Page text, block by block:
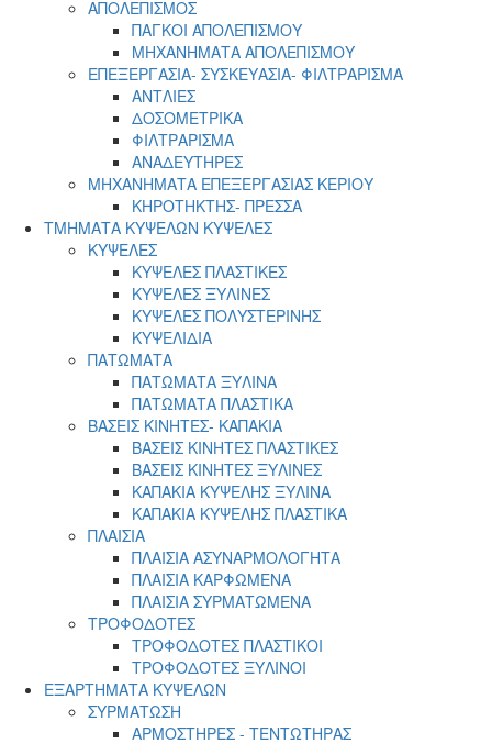
ΑΠΟΛΕΠΙΣΜΟΣ
ΠΑΓΚΟΙ ΑΠΟΛΕΠΙΣΜΟΥ
ΜΗΧΑΝΗΜΑΤΑ ΑΠΟΛΕΠΙΣΜΟΥ
ΕΠΕΞΕΡΓΑΣΙΑ- ΣΥΣΚΕΥΑΣΙΑ- ΦΙΛΤΡΑΡΙΣΜΑ
ΑΝΤΛΙΕΣ
ΔΟΣΟΜΕΤΡΙΚΑ
ΦΙΛΤΡΑΡΙΣΜΑ
ΑΝΑΔΕΥΤΗΡΕΣ
ΜΗΧΑΝΗΜΑΤΑ ΕΠΕΞΕΡΓΑΣΙΑΣ ΚΕΡΙΟΥ
ΚΗΡΟΤΗΚΤΗΣ- ΠΡΕΣΣΑ
ΤΜΗΜΑΤΑ ΚΥΨΕΛΩΝ ΚΥΨΕΛΕΣ
ΚΥΨΕΛΕΣ
ΚΥΨΕΛΕΣ ΠΛΑΣΤΙΚΕΣ
ΚΥΨΕΛΕΣ ΞΥΛΙΝΕΣ
ΚΥΨΕΛΕΣ ΠΟΛΥΣΤΕΡΙΝΗΣ
ΚΥΨΕΛΙΔΙΑ
ΠΑΤΩΜΑΤΑ
ΠΑΤΩΜΑΤΑ ΞΥΛΙΝΑ
ΠΑΤΩΜΑΤΑ ΠΛΑΣΤΙΚΑ
ΒΑΣΕΙΣ ΚΙΝΗΤΕΣ- ΚΑΠΑΚΙΑ
ΒΑΣΕΙΣ ΚΙΝΗΤΕΣ ΠΛΑΣΤΙΚΕΣ
ΒΑΣΕΙΣ ΚΙΝΗΤΕΣ ΞΥΛΙΝΕΣ
ΚΑΠΑΚΙΑ ΚΥΨΕΛΗΣ ΞΥΛΙΝΑ
ΚΑΠΑΚΙΑ ΚΥΨΕΛΗΣ ΠΛΑΣΤΙΚΑ
ΠΛΑΙΣΙΑ
ΠΛΑΙΣΙΑ ΑΣΥΝΑΡΜΟΛΟΓΗΤΑ
ΠΛΑΙΣΙΑ ΚΑΡΦΩΜΕΝΑ
ΠΛΑΙΣΙΑ ΣΥΡΜΑΤΩΜΕΝΑ
ΤΡΟΦΟΔΟΤΕΣ
ΤΡΟΦΟΔΟΤΕΣ ΠΛΑΣΤΙΚΟΙ
ΤΡΟΦΟΔΟΤΕΣ ΞΥΛΙΝΟΙ
ΕΞΑΡΤΗΜΑΤΑ ΚΥΨΕΛΩΝ
ΣΥΡΜΑΤΩΣΗ
ΑΡΜΟΣΤΗΡΕΣ - ΤΕΝΤΩΤΗΡΑΣ